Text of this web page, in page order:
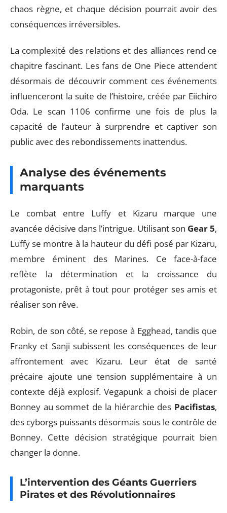
chaos règne, et chaque décision pourrait avoir des
conséquences irréversibles.
La complexité des relations et des alliances rend ce
chapitre fascinant. Les fans de One Piece attendent
désormais de découvrir comment ces événements
influenceront la suite de l’histoire, créée par Eiichiro
Oda. Le scan 1106 confirme une fois de plus la
capacité de l’auteur à surprendre et captiver son
public avec des rebondissements inattendus.
Analyse des événements
marquants
Le combat entre Luffy et Kizaru marque une
avancée décisive dans l’intrigue. Utilisant son Gear 5,
Luffy se montre à la hauteur du défi posé par Kizaru,
membre éminent des Marines. Ce face-à-face
reflète la détermination et la croissance du
protagoniste, prêt à tout pour protéger ses amis et
réaliser son rêve.
Robin, de son côté, se repose à Egghead, tandis que
Franky et Sanji subissent les conséquences de leur
affrontement avec Kizaru. Leur état de santé
précaire ajoute une tension supplémentaire à un
contexte déjà explosif. Vegapunk a choisi de placer
Bonney au sommet de la hiérarchie des Pacifistas,
des cyborgs puissants désormais sous le contrôle de
Bonney. Cette décision stratégique pourrait bien
changer la donne.
L’intervention des Géants Guerriers
Pirates et des Révolutionnaires